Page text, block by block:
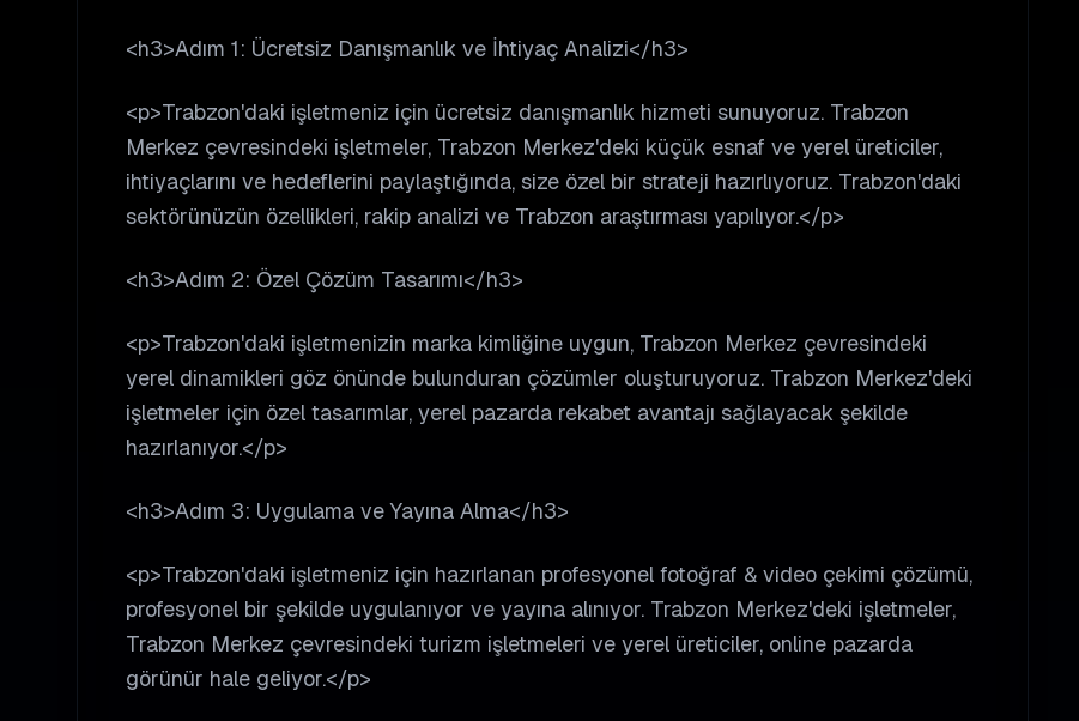
<h3>Adım 1: Ücretsiz Danışmanlık ve İhtiyaç Analizi</h3>
<p>Trabzon'daki işletmeniz için ücretsiz danışmanlık hizmeti sunuyoruz. Trabzon
Merkez çevresindeki işletmeler, Trabzon Merkez'deki küçük esnaf ve yerel üreticiler,
ihtiyaçlarını ve hedeflerini paylaştığında, size özel bir strateji hazırlıyoruz. Trabzon'daki
sektörünüzün özellikleri, rakip analizi ve Trabzon araştırması yapılıyor.</p>
<h3>Adım 2: Özel Çözüm Tasarımı</h3>
<p>Trabzon'daki işletmenizin marka kimliğine uygun, Trabzon Merkez çevresindeki
yerel dinamikleri göz önünde bulunduran çözümler oluşturuyoruz. Trabzon Merkez'deki
işletmeler için özel tasarımlar, yerel pazarda rekabet avantajı sağlayacak şekilde
hazırlanıyor.</p>
<h3>Adım 3: Uygulama ve Yayına Alma</h3>
<p>Trabzon'daki işletmeniz için hazırlanan profesyonel fotoğraf & video çekimi çözümü,
profesyonel bir şekilde uygulanıyor ve yayına alınıyor. Trabzon Merkez'deki işletmeler,
Trabzon Merkez çevresindeki turizm işletmeleri ve yerel üreticiler, online pazarda
görünür hale geliyor.</p>